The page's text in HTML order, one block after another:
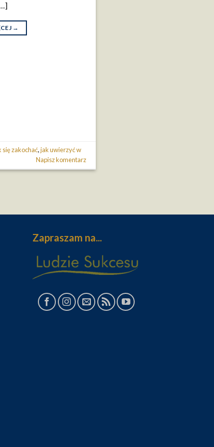
→
się zakochać,jak uwierzyć w
Napisz komentarz
Zapraszam na...